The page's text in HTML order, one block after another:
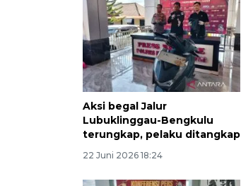
Aksi begal Jalur
Lubuklinggau-Bengkulu
terungkap, pelaku ditangkap
22 Juni 2026 18:24